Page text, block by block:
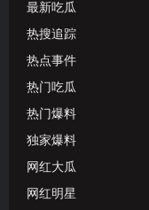
最新吃瓜
热搜追踪
热点事件
热门吃瓜
热门爆料
独家爆料
网红大瓜
网红明星